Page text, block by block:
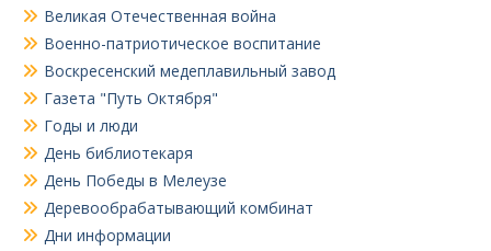
Великая Отечественная война
Военно-патриотическое воспитание
Воскресенский медеплавильный завод
Газета "Путь Октября"
Годы и люди
День библиотекаря
День Победы в Мелеузе
Деревообрабатывающий комбинат
Дни информации